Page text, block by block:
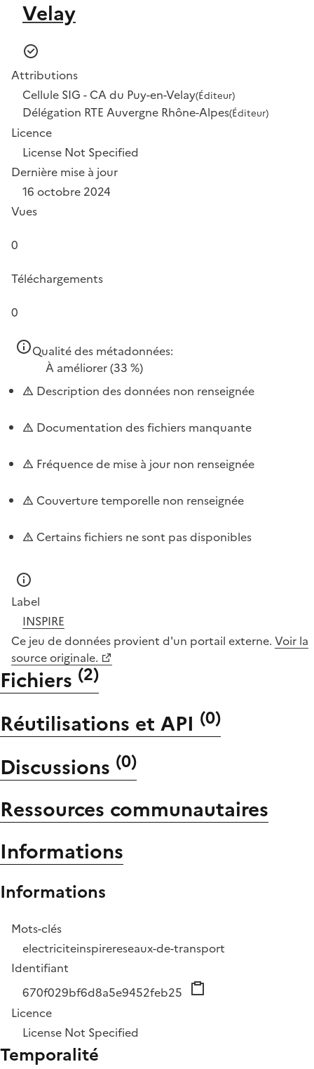
Velay
Attributions
Cellule SIG - CA du Puy-en-Velay(Éditeur)
Délégation RTE Auvergne Rhône-Alpes(Éditeur)
Licence
License Not Specified
Dernière mise à jour
16 octobre 2024
Vues
0
Téléchargements
0
Qualité des métadonnées:
À améliorer(33 %)
Description des données non renseignée
Documentation des fichiers manquante
Fréquence de mise à jour non renseignée
Couverture temporelle non renseignée
Certains fichiers ne sont pas disponibles
Label
INSPIRE
Ce jeu de données provient d'un portail externe. Voir la
source originale.
Fichiers (2)
Réutilisations et API (0)
Discussions (0)
Ressources communautaires
Informations
Informations
Mots-clés
electriciteinspirereseaux-de-transport
Identifiant
670f029bf6d8a5e9452feb25
Licence
License Not Specified
Temporalité